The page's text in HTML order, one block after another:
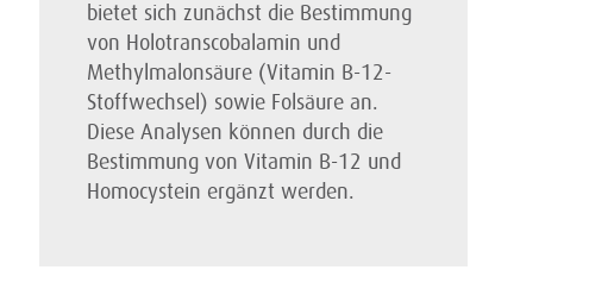
bietet sich zunächst die Bestimmung
von Holotranscobalamin und
Methylmalonsäure (Vitamin B-12-
Stoffwechsel) sowie Folsäure an.
Diese Analysen können durch die
Bestimmung von Vitamin B-12 und
Homocystein ergänzt werden.